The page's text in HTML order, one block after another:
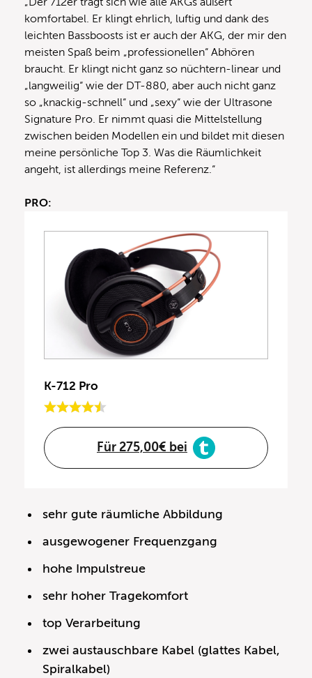
komfortabel. Er klingt ehrlich, luftig und dank des
leichten Bassboosts ist er auch der AKG, der mir den
meisten Spaß beim „professionellen“ Abhören
braucht. Er klingt nicht ganz so nüchtern-linear und
„langweilig“ wie der DT-880, aber auch nicht ganz
so „knackig-schnell“ und „sexy“ wie der Ultrasone
Signature Pro. Er nimmt quasi die Mittelstellung
zwischen beiden Modellen ein und bildet mit diesen
meine persönliche Top 3. Was die Räumlichkeit
angeht, ist allerdings meine Referenz.“
PRO:
K-712 Pro
Für 275,00€ bei
sehr gute räumliche Abbildung
ausgewogener Frequenzgang
hohe Impulstreue
sehr hoher Tragekomfort
top Verarbeitung
zwei austauschbare Kabel (glattes Kabel,
Spiralkabel)